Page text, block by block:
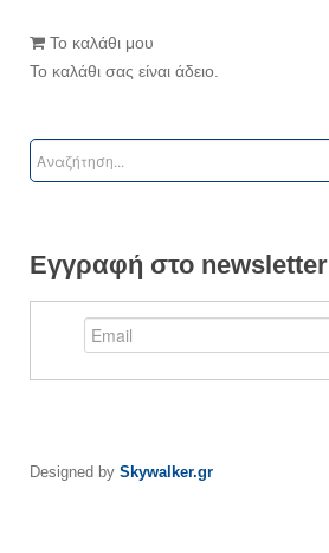
Το καλάθι μου
Το καλάθι σας είναι άδειο.
Εγγραφή στο newsletter
Designed by Skywalker.gr